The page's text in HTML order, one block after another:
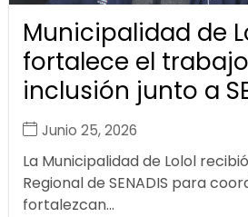
Municipalidad de
fortalece el
inclusión junto a
Junio 25, 2026
La Municipalidad de Lolol
Regional de SENADIS para
fortalezcan...